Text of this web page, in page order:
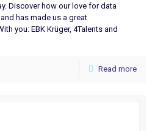
Discover how our love for data
has made us a great
you: EBK Krüger, 4Talents and
Read more